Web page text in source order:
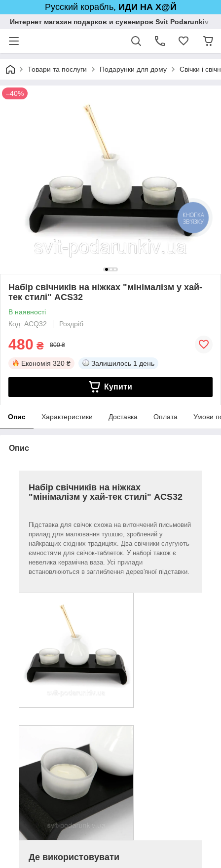
Русский корабль, ИДИ НА Х@Й
Интернет магазин подарков и сувениров Svit Podarunkiv
Товари та послуги Подарунки для дому Свічки і
–40%
Набір свічників на ніжках "мінімалізм у хай-
тек стилі" ACS32
В наявності
Код: ACQ32
Роздріб
480 ₴ 800 ₴
Економія 320 ₴ Залишилось 1 день
Купити
Опис Характеристики Доставка Оплата Умови
Опис
Набір свічників на ніжках
"мінімалізм у хай-тек стилі" ACS32
Підставка для свічок схожа на витончений письмовий
прилад для малювання тушшю, зроблений у
найкращих східних традиціях. Два свічники слугують
ємностями для свічок-таблеток. У наборі також є
невелика керамічна ваза. Усі прилади
встановлюються в заглиблення дерев'яної підставки.
Де використовувати
КНОПКА
ЗВ'ЯЗКУ